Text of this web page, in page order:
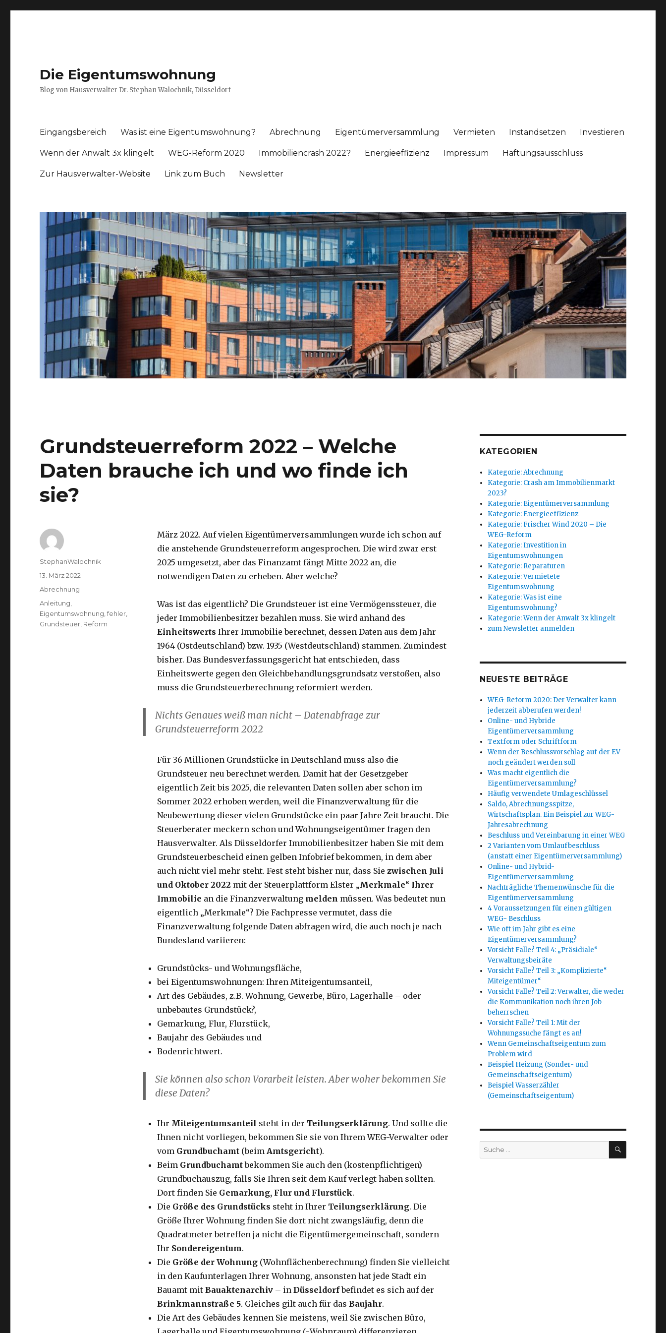
Die Eigentumswohnung
Blog von Hausverwalter Dr. Stephan Walochnik, Düsseldorf
Eingangsbereich Was ist eine Eigentumswohnung? Abrechnung Eigentümerversammlung Vermieten Instandsetzen Investieren
Wenn der Anwalt 3x klingelt WEG-Reform 2020 Immobiliencrash 2022? Energieeffizienz Impressum Haftungsausschluss
Zur Hausverwalter-Website Link zum Buch Newsletter
Grundsteuerreform 2022 – Welche
Daten brauche ich und wo finde ich
sie?
März 2022. Auf vielen Eigentümerversammlungen wurde ich schon auf
die anstehende Grundsteuerreform angesprochen. Die wird zwar erst
2025 umgesetzt, aber das Finanzamt fängt Mitte 2022 an, die
notwendigen Daten zu erheben. Aber welche?
Was ist das eigentlich? Die Grundsteuer ist eine Vermögenssteuer, die
jeder Immobilienbesitzer bezahlen muss. Sie wird anhand des
Einheitswerts Ihrer Immobilie berechnet, dessen Daten aus dem Jahr
1964 (Ostdeutschland) bzw. 1935 (Westdeutschland) stammen. Zumindest
bisher. Das Bundesverfassungsgericht hat entschieden, dass
Einheitswerte gegen den Gleichbehandlungsgrundsatz verstoßen, also
muss die Grundsteuerberechnung reformiert werden.
Nichts Genaues weiß man nicht – Datenabfrage zur
Grundsteuerreform 2022
Für 36 Millionen Grundstücke in Deutschland muss also die
Grundsteuer neu berechnet werden. Damit hat der Gesetzgeber
eigentlich Zeit bis 2025, die relevanten Daten sollen aber schon im
Sommer 2022 erhoben werden, weil die Finanzverwaltung für die
Neubewertung dieser vielen Grundstücke ein paar Jahre Zeit braucht. Die
Steuerberater meckern schon und Wohnungseigentümer fragen den
Hausverwalter. Als Düsseldorfer Immobilienbesitzer haben Sie mit dem
Grundsteuerbescheid einen gelben Infobrief bekommen, in dem aber
auch nicht viel mehr steht. Fest steht bisher nur, dass Sie zwischen Juli
und Oktober 2022 mit der Steuerplattform Elster „Merkmale“ Ihrer
Immobilie an die Finanzverwaltung melden müssen. Was bedeutet nun
eigentlich „Merkmale“? Die Fachpresse vermutet, dass die
Finanzverwaltung folgende Daten abfragen wird, die auch noch je nach
Bundesland variieren:
Grundstücks- und Wohnungsfläche,
bei Eigentumswohnungen: Ihren Miteigentumsanteil,
Art des Gebäudes, z.B. Wohnung, Gewerbe, Büro, Lagerhalle – oder
unbebautes Grundstück?,
Gemarkung, Flur, Flurstück,
Baujahr des Gebäudes und
Bodenrichtwert.
Sie können also schon Vorarbeit leisten. Aber woher bekommen Sie
diese Daten?
Ihr Miteigentumsanteil steht in der Teilungserklärung. Und sollte die
Ihnen nicht vorliegen, bekommen Sie sie von Ihrem WEG-Verwalter oder
vom Grundbuchamt(beim Amtsgericht).
Beim Grundbuchamtbekommen Sie auch den (kostenpflichtigen)
Grundbuchauszug, falls Sie Ihren seit dem Kauf verlegt haben sollten.
Dort finden Sie Gemarkung, Flur und Flurstück.
Die Größe des Grundstücks steht in Ihrer Teilungserklärung. Die
Größe Ihrer Wohnung finden Sie dort nicht zwangsläufig, denn die
Quadratmeter betreffen ja nicht die Eigentümergemeinschaft, sondern
Ihr Sondereigentum.
Die Größe der Wohnung(Wohnflächenberechnung) finden Sie vielleicht
in den Kaufunterlagen Ihrer Wohnung, ansonsten hat jede Stadt ein
Bauamt mit Bauaktenarchiv– in Düsseldorfbefindet es sich auf der
Brinkmannstraße 5. Gleiches gilt auch für das Baujahr.
Die Art des Gebäudes kennen Sie meistens, weil Sie zwischen Büro,
Autor
StephanWalochnik
Veröffentlicht
am
13. März 2022
Kategorien
Abrechnung
Schlagwörter
Anleitung,
Eigentumswohnung,fehler,
Grundsteuer, Reform
KATEGORIEN
Kategorie: Abrechnung
Kategorie: Crash am Immobilienmarkt
2023?
Kategorie: Eigentümerversammlung
Kategorie: Energieeffizienz
Kategorie: Frischer Wind 2020 – Die
WEG-Reform
Kategorie: Investition in
Eigentumswohnungen
Kategorie: Reparaturen
Kategorie: Vermietete
Eigentumswohnung
Kategorie: Was ist eine
Eigentumswohnung?
Kategorie: Wenn der Anwalt 3x klingelt
zum Newsletter anmelden
NEUESTE BEITRÄGE
WEG-Reform 2020: Der Verwalter kann
jederzeit abberufen werden!
Online- und Hybride
Eigentümerversammlung
Textform oder Schriftform
Wenn der Beschlussvorschlag auf der EV
noch geändert werden soll
Was macht eigentlich die
Eigentümerversammlung?
Häufig verwendete Umlageschlüssel
Saldo, Abrechnungsspitze,
Wirtschaftsplan. Ein Beispiel zur WEG-
Jahresabrechnung
Beschluss und Vereinbarung in einer WEG
2 Varianten vom Umlaufbeschluss
(anstatt einer Eigentümerversammlung)
Online- und Hybrid-
Eigentümerversammlung
Nachträgliche Themenwünsche für die
Eigentümerversammlung
4 Voraussetzungen für einen gültigen
WEG- Beschluss
Wie oft im Jahr gibt es eine
Eigentümerversammlung?
Vorsicht Falle? Teil 4: „Präsidiale“
Verwaltungsbeiräte
Vorsicht Falle? Teil 3: „Komplizierte“
Miteigentümer“
Vorsicht Falle? Teil 2: Verwalter, die weder
die Kommunikation noch ihren Job
beherrschen
Vorsicht Falle? Teil 1: Mit der
Wohnungssuche fängt es an!
Wenn Gemeinschaftseigentum zum
Problem wird
Beispiel Heizung (Sonder- und
Gemeinschaftseigentum)
Beispiel Wasserzähler
(Gemeinschaftseigentum)
Suche
nach:
SUCHEN